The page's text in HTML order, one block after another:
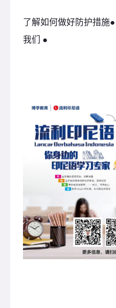
了解如何做好防护措施
我们 ●